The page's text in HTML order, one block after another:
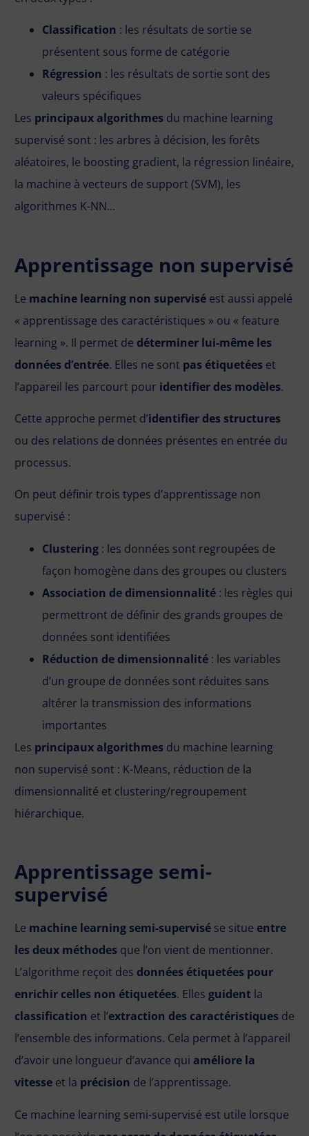
Classification : les résultats de sortie se
présentent sous forme de catégorie
Régression : les résultats de sortie sont des
valeurs spécifiques
Les principaux algorithmes du machine learning
supervisé sont : les arbres à décision, les forêts
aléatoires, le boosting gradient, la régression linéaire,
la machine à vecteurs de support (SVM), les
algorithmes K-NN…
Apprentissage non supervisé
Le machine learning non supervisé est aussi appelé
« apprentissage des caractéristiques » ou « feature
learning ». Il permet de déterminer lui-même les
données d’entrée. Elles ne sont pas étiquetées et
l’appareil les parcourt pour identifier des modèles.
Cette approche permet d’identifier des structures
ou des relations de données présentes en entrée du
processus.
On peut définir trois types d’apprentissage non
supervisé :
Clustering : les données sont regroupées de
façon homogène dans des groupes ou clusters
Association de dimensionnalité : les règles qui
permettront de définir des grands groupes de
données sont identifiées
Réduction de dimensionnalité : les variables
d’un groupe de données sont réduites sans
altérer la transmission des informations
importantes
Les principaux algorithmes du machine learning
non supervisé sont : K-Means, réduction de la
dimensionnalité et clustering/regroupement
hiérarchique.
Apprentissage semi-
supervisé
Le machine learning semi-supervisé se situe entre
les deux méthodes que l’on vient de mentionner.
L’algorithme reçoit des données étiquetées pour
enrichir celles non étiquetées. Elles guident la
classification et l’extraction des caractéristiques de
l’ensemble des informations. Cela permet à l’appareil
d’avoir une longueur d’avance qui améliore la
vitesse et la précision de l’apprentissage.
Ce machine learning semi-supervisé est utile lorsque